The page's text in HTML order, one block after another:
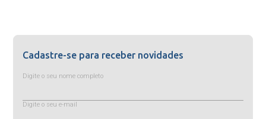
Cadastre-se para receber novidades
Digite o seu nome completo
Digite o seu e-mail